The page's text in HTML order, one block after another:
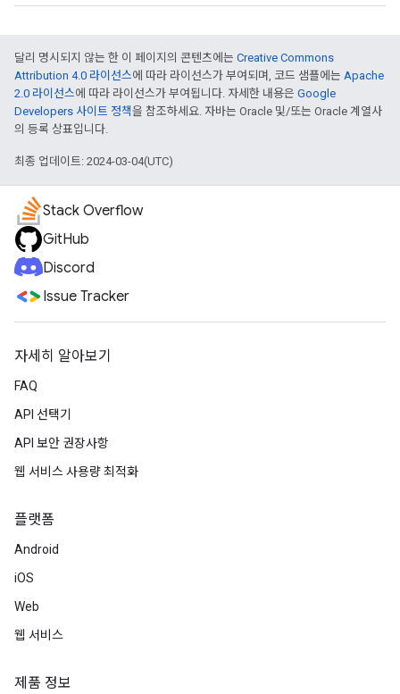
달리 명시되지 않는 한 이 페이지의 콘텐츠에는 Creative Commons
Attribution 4.0 라이선스에 따라 라이선스가 부여되며, 코드 샘플에는 Apache
2.0 라이선스에 따라 라이선스가 부여됩니다. 자세한 내용은 Google
Developers 사이트 정책을 참조하세요. 자바는 Oracle 및/또는 Oracle 계열사
의 등록 상표입니다.
최종 업데이트: 2024-03-04(UTC)
Stack Overflow
GitHub
Discord
Issue Tracker
자세히 알아보기
FAQ
API 선택기
API 보안 권장사항
웹 서비스 사용량 최적화
플랫폼
Android
iOS
Web
웹 서비스
제품 정보